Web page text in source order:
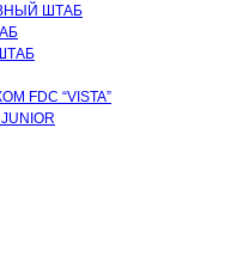
ШТАБ
FDC “VISTA”